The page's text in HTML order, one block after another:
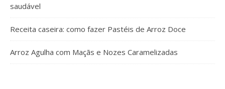
saudável
Receita caseira: como fazer Pastéis de Arroz Doce
Arroz Agulha com Maçãs e Nozes Caramelizadas